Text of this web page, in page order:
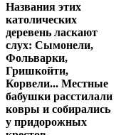
Названия этих
католических
деревень ласкают
слух: Сымонели,
Фольварки,
Гришкойти,
Корвели... Местные
бабушки расстилали
ковры и собирались
у придорожных